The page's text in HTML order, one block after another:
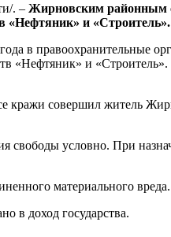
. – Жирновским районным
«Нефтяник» и «Строитель».
в правоохранительные
«Нефтяник» и
кражи совершил житель
условно. При
материального вреда.
в доход государства.